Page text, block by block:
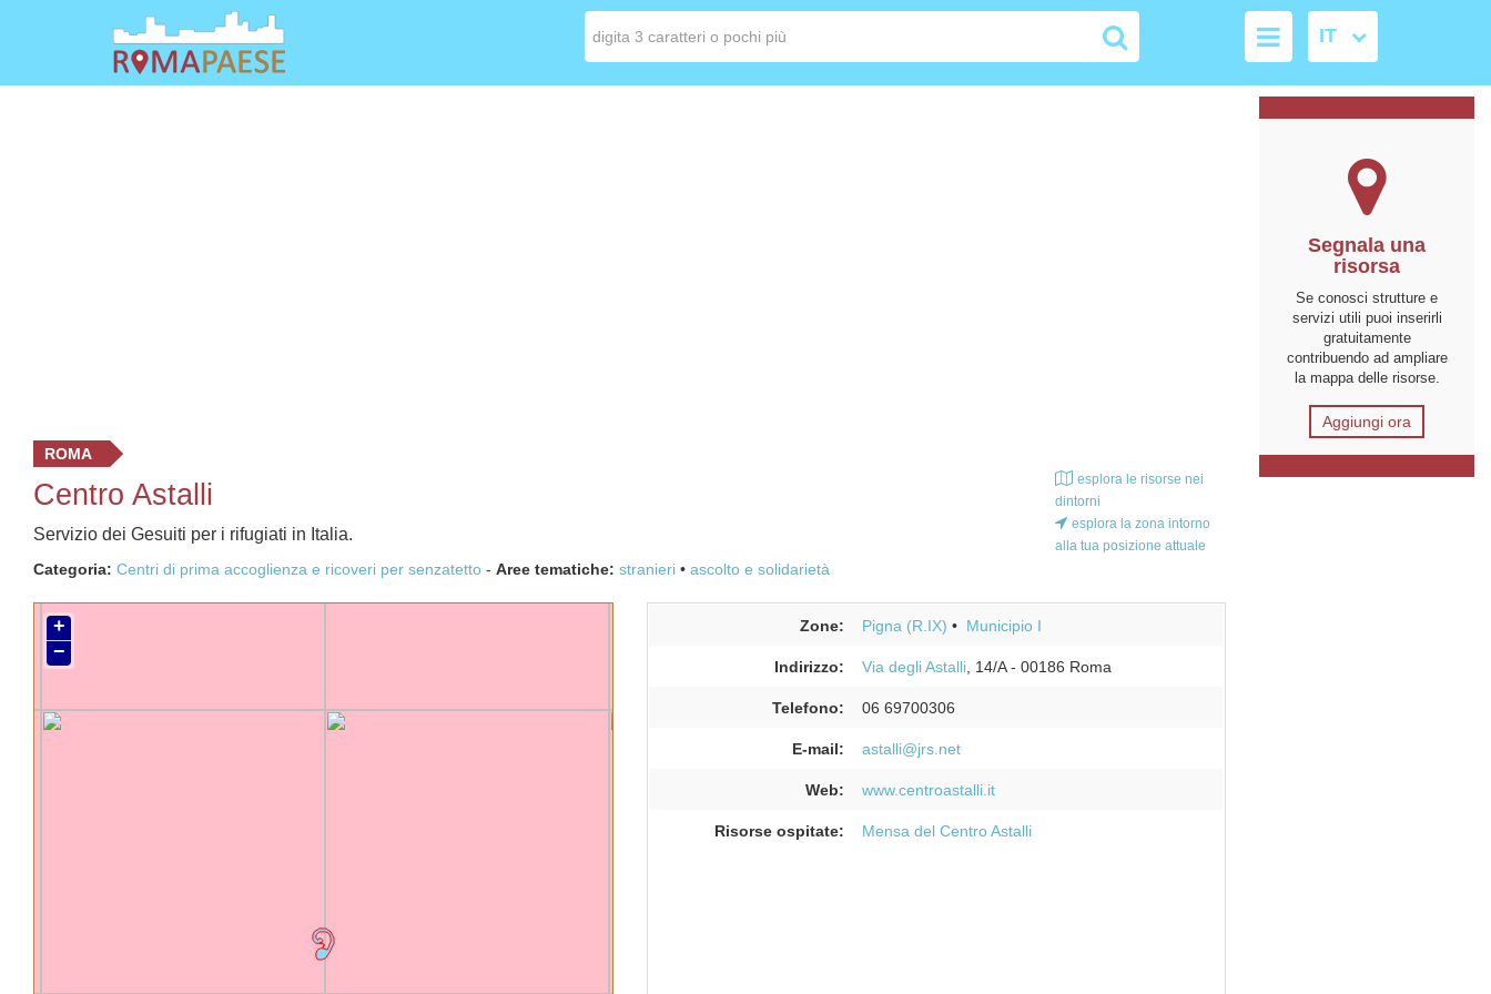
ROMA
Centro Astalli
Servizio dei Gesuiti per i rifugiati in Italia.
Categoria: Centri di prima accoglienza e ricoveri per senzatetto - Aree tematiche: stranieri ascolto e solidarietà
esplora le risorse nei
dintorni
esplora la zona intorno
alla tua posizione attuale
+
−
Zone: Pigna (R.IX) Municipio I
Indirizzo: Via degli Astalli, 14/A- 00186 Roma
Telefono: 06 69700306
E-mail: astalli@jrs.net
Web: www.centroastalli.it
Risorse ospitate: Mensa del Centro Astalli
Segnala una
risorsa
Se conosci strutture e
servizi utili puoi inserirli
gratuitamente
contribuendo ad ampliare
la mappa delle risorse.
Aggiungi ora